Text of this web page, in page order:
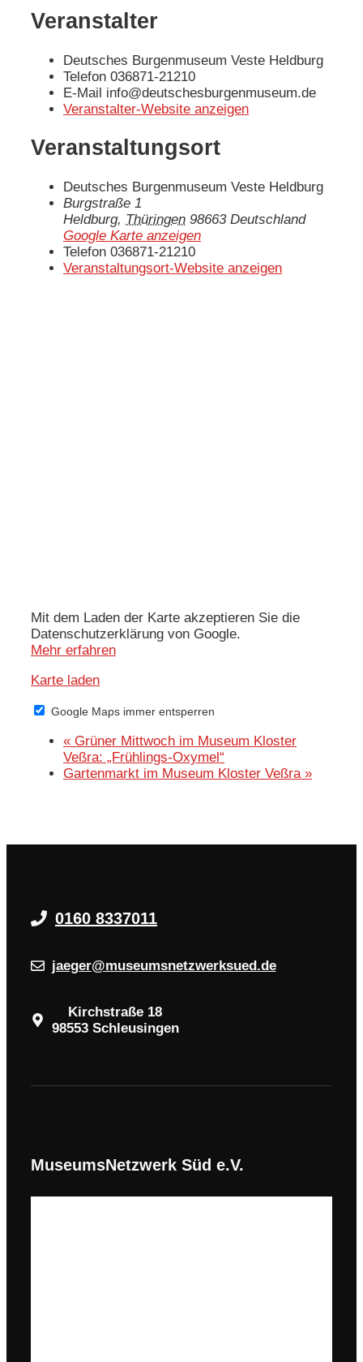
Veranstalter
Deutsches Burgenmuseum Veste Heldburg
Telefon 036871-21210
E-Mail info@deutschesburgenmuseum.de
Veranstalter-Website anzeigen
Veranstaltungsort
Deutsches Burgenmuseum Veste Heldburg
Burgstraße 1
Heldburg, Thüringen 98663 Deutschland
Google Karte anzeigen
Telefon 036871-21210
Veranstaltungsort-Website anzeigen
Mit dem Laden der Karte akzeptieren Sie die
Datenschutzerklärung von Google.
Mehr erfahren
Karte laden
Google Maps immer entsperren
« Grüner Mittwoch im Museum Kloster
Veßra: „Frühlings-Oxymel“
Gartenmarkt im Museum Kloster Veßra »
0160 8337011
jaeger@museumsnetzwerksued.de
Kirchstraße 18
98553 Schleusingen
MuseumsNetzwerk Süd e.V.